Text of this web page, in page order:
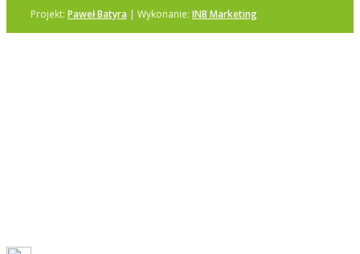
Projekt: Paweł Batyra | Wykonanie: INB Marketing